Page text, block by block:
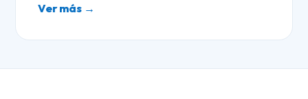
Ver más →